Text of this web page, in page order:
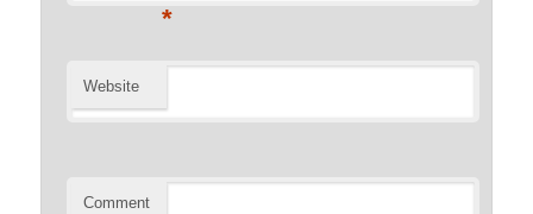
*
Website
Comment